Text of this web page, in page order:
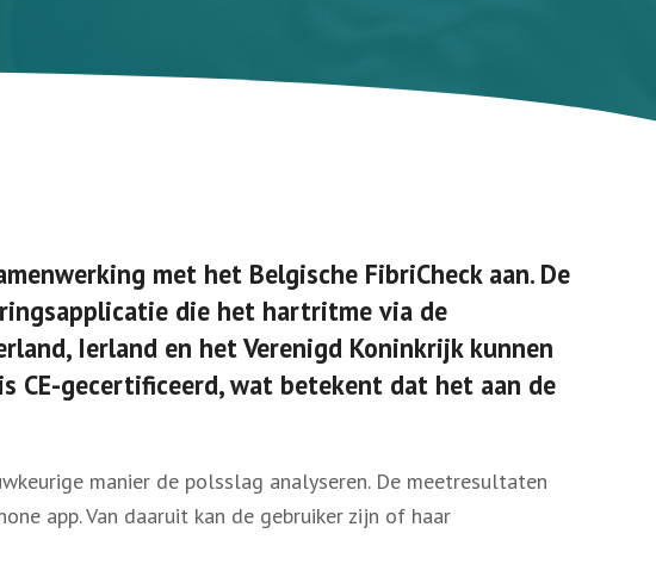
met het Belgische FibriCheck aan. De
die het hartritme via de
Ierland en het Verenigd Koninkrijk kunnen
CE-gecertificeerd, wat betekent dat het aan de
manier de polsslag analyseren. De meetresultaten
app. Van daaruit kan de gebruiker zijn of haar